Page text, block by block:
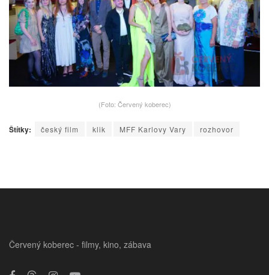
(Foto: Červený koberec)
Štítky: český film klik MFF Karlovy Vary rozhovor
Červený koberec - filmy, kino, zábava